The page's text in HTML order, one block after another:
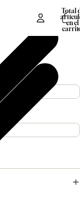
Total
en el